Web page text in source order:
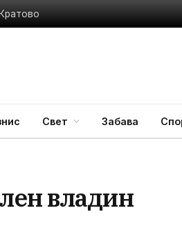
Свет Забава
владин